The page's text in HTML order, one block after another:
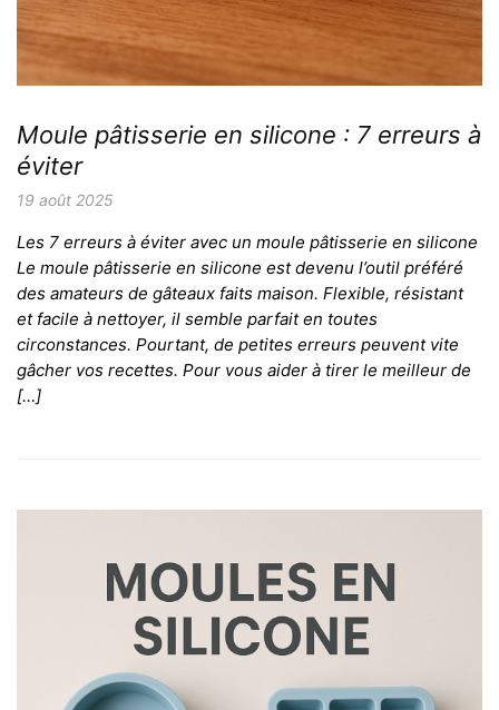
Moule pâtisserie en silicone : 7 erreurs à
éviter
19 août 2025
Les 7 erreurs à éviter avec un moule pâtisserie en silicone
Le moule pâtisserie en silicone est devenu l’outil préféré
des amateurs de gâteaux faits maison. Flexible, résistant
et facile à nettoyer, il semble parfait en toutes
circonstances. Pourtant, de petites erreurs peuvent vite
gâcher vos recettes. Pour vous aider à tirer le meilleur de
[…]